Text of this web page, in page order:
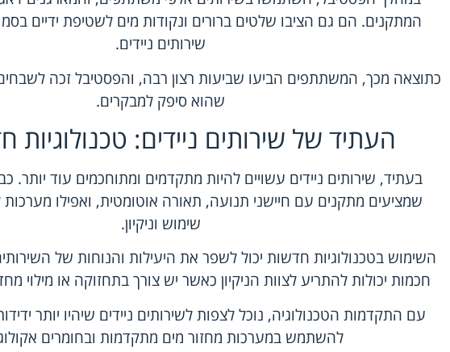
המתקנים. הם גם הציבו שלטים ברורים ונקודות מים לשטיפת ידיים
שירותים ניידים.
כתוצאה מכך, המשתתפים הביעו שביעות רצון רבה, והפסטיבל זכה
שהוא סיפק למבקרים.
העתיד של שירותים ניידים: טכנולוגיות
בעתיד, שירותים ניידים עשויים להיות מתקדמים ומתוחכמים עוד יותר.
שמציעים מתקנים עם חיישני תנועה, תאורה אוטומטית, ואפילו
שימוש וניקיון.
השימוש בטכנולוגיות חדשות יכול לשפר את היעילות והנוחות של
חכמות יכולות להתריע לצוות הניקיון כאשר יש צורך בתחזוקה או מילוי
עם התקדמות הטכנולוגיה, נוכל לצפות לשירותים ניידים שיהיו יותר
להשתמש במערכות מחזור מים מתקדמות ובחומרים